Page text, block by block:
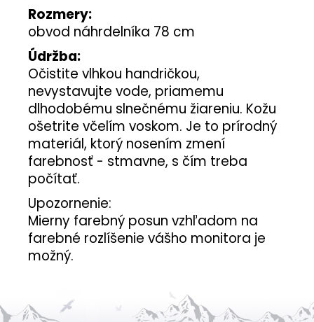
Rozmery:
obvod náhrdelníka 78 cm
Údržba:
Očistite vlhkou handričkou,
nevystavujte vode, priamemu
dlhodobému slnečnému žiareniu. Kožu
ošetrite včelím voskom. Je to prírodný
materiál, ktorý nosením zmení
farebnosť - stmavne, s čím treba
počítať.
Upozornenie:
Mierny farebný posun vzhľadom na
farebné rozlíšenie vášho monitora je
možný.